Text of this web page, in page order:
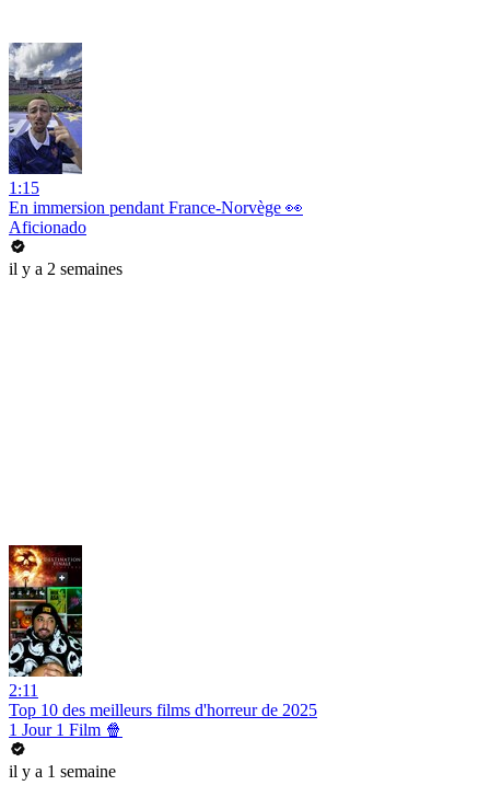
1:15
En immersion pendant France-Norvège 👀
Aficionado
il y a 2 semaines
2:11
Top 10 des meilleurs films d'horreur de 2025
1 Jour 1 Film 🍿
il y a 1 semaine